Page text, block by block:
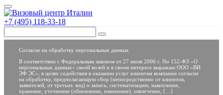
+7 (495) 118-33-18
Согласие на обработку персональных данных
В соответствии с Федеральным законом от 27 июля 2006 г. No 152-ФЗ «О
персональных данных» своей волей и в своем интересе выражаю ООО «ВИ
ЭФ ЭС», в целях содействия в оказании услуг клиентам компании согласие
на обработку, предполагающую сбор (непосредственно от клиентов,
заявителей, от третьих лиц) и запись, систематизацию, накопление,
хранение, уточнение (обновление, изменение), извлечение, […]